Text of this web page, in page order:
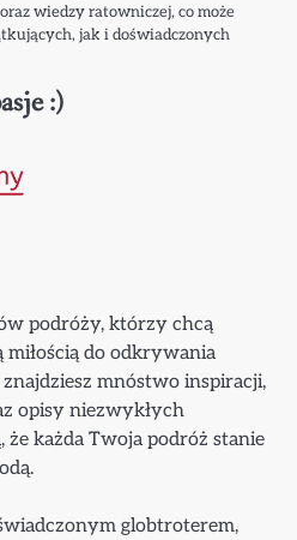
wiedzy ratowniczej, co może
jak i doświadczonych
:)
podróży, którzy chcą
miłością do odkrywania
mnóstwo inspiracji,
opisy niezwykłych
każda Twoja podróż stanie
globtroterem,